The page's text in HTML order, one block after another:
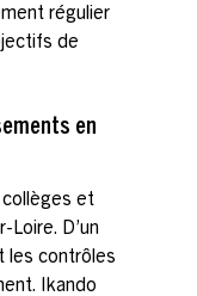
régulier
de
en
collèges et
Loire. D’un
les contrôles
Ikando